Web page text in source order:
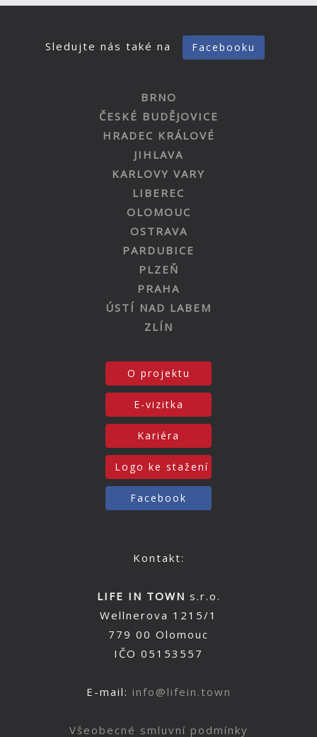
Sledujte nás také na Facebooku
BRNO
ČESKÉ BUDĚJOVICE
HRADEC KRÁLOVÉ
JIHLAVA
KARLOVY VARY
LIBEREC
OLOMOUC
OSTRAVA
PARDUBICE
PLZEŇ
PRAHA
ÚSTÍ NAD LABEM
ZLÍN
O projektu
E-vizitka
Kariéra
Logo ke stažení
Facebook
Kontakt:
LIFE IN TOWN s.r.o.
Wellnerova 1215/1
779 00 Olomouc
IČO 05153557
E-mail: info@lifein.town
Všeobecné smluvní podmínky